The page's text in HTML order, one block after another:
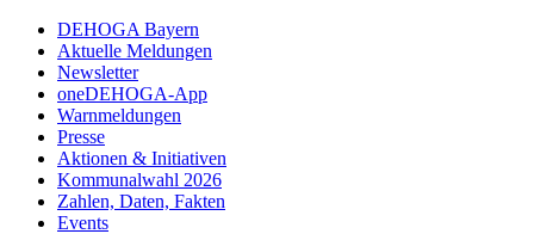
DEHOGA Bayern
Aktuelle Meldungen
Newsletter
oneDEHOGA-App
Warnmeldungen
Presse
Aktionen & Initiativen
Kommunalwahl 2026
Zahlen, Daten, Fakten
Events